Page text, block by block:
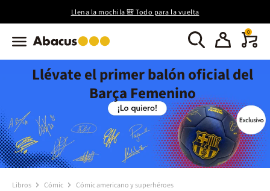
Llena la mochila 🎒 Todo para la vuelta
0
Llévate el primer balón oficial del
Barça Femenino
Libros Cómic Cómic americano y superhéroes